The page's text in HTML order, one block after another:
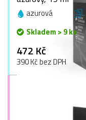
azurová
Skladem > 9 ks
472 Kč
390 Kč bez DPH